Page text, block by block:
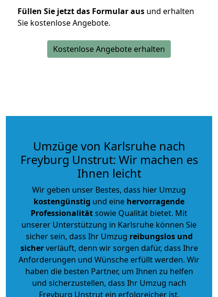
Füllen Sie jetzt das Formular aus und erhalten
Sie kostenlose Angebote.
Kostenlose Angebote erhalten
Umzüge von Karlsruhe nach
Freyburg Unstrut: Wir machen es
Ihnen leicht
Wir geben unser Bestes, dass hier Umzug
kostengünstig und eine hervorragende
Professionalitätsowie Qualität bietet. Mit
unserer Unterstützung in Karlsruhe können Sie
sicher sein, dass Ihr Umzug reibungslos und
sicherverläuft, denn wir sorgen dafür, dass Ihre
Anforderungen und Wünsche erfüllt werden. Wir
haben die besten Partner, um Ihnen zu helfen
und sicherzustellen, dass Ihr Umzug nach
Freyburg Unstrut ein erfolgreicher ist.